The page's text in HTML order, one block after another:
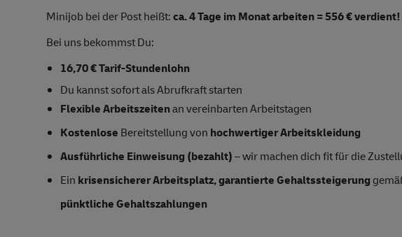
Minijob bei der Post heißt:ca.4 Tage im Monat arbeiten = 556 € verdient!
Bei uns bekommst Du:
16,70 € Tarif-Stundenlohn
Du kannst sofort als Abrufkraft starten
Flexible Arbeitszeitenan vereinbarten Arbeitstagen
Kostenlose Bereitstellung von hochwertiger Arbeitskleidung
Ausführliche Einweisung (bezahlt)– wir machen dich fit für die
Ein krisensicherer Arbeitsplatz, garantierte Gehaltssteigerung
pünktliche Gehaltszahlungen